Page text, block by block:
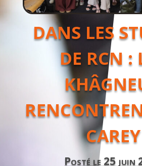
DANS LES
DE RCN :
CAREY
Posté le 25 juin